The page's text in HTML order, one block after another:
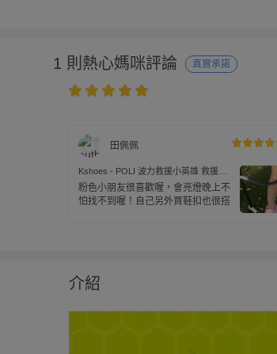
1 則熱心媽咪評論 真實承諾
田佩佩
Kshoes - POLI 波力救援小英雄 救援小
英雄波力 童鞋 電燈洞洞鞋/拖鞋
POKG46313-2way兩用涼鞋-粉紅-(中童
段)
粉色小朋友很喜歡喔，會亮燈晚上不
怕找不到喔！自己另外買鞋扣也很搭
介紹